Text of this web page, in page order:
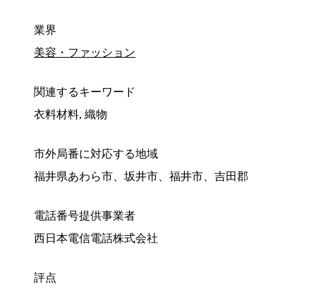
業界
美容・ファッション
関連するキーワード
衣料材料, 織物
市外局番に対応する地域
福井県あわら市、坂井市、福井市、吉田郡
電話番号提供事業者
西日本電信電話株式会社
評点